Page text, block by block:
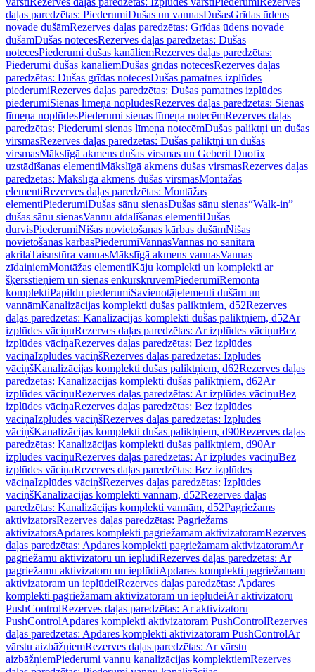
daļas paredzētas: PiederumiDušas un vannasDušasGrīdas ūdens
novade dušāmRezerves daļas paredzētas: Grīdas ūdens novade
dušāmDušas notecesRezerves daļas paredzētas: Dušas
notecesPiederumi dušas kanāliemRezerves daļas paredzētas:
Piederumi dušas kanāliemDušas grīdas notecesRezerves daļas
paredzētas: Dušas grīdas notecesDušas pamatnes izplūdes
piederumiRezerves daļas paredzētas: Dušas pamatnes izplūdes
piederumiSienas līmeņa noplūdesRezerves daļas paredzētas: Sienas
līmeņa noplūdesPiederumi sienas līmeņa notecēmRezerves daļas
paredzētas: Piederumi sienas līmeņa notecēmDušas paliktņi un dušas
virsmasRezerves daļas paredzētas: Dušas paliktņi un dušas
virsmasMākslīgā akmens dušas virsmas un Geberit Duofix
uzstādīšanas elementiMākslīgā akmens dušas virsmasRezerves daļas
paredzētas: Mākslīgā akmens dušas virsmasMontāžas
elementiRezerves daļas paredzētas: Montāžas
elementiPiederumiDušas sānu sienasDušas sānu sienas“Walk-in”
dušas sānu sienasVannu atdalīšanas elementiDušas
durvisPiederumiNišas novietošanas kārbas dušāmNišas
novietošanas kārbasPiederumiVannasVannas no sanitārā
akrilaTaisnstūra vannasMākslīgā akmens vannasVannas
zīdaiņiemMontāžas elementiKāju komplekti un komplekti ar
šķērsstieņiem un sienas enkurskrūvēmPiederumiRemonta
komplektiPapildu piederumiSavienotājelementi dušām un
vannāmKanalizācijas komplekti dušas paliktņiem, d52Rezerves
daļas paredzētas: Kanalizācijas komplekti dušas paliktņiem, d52Ar
izplūdes vāciņuRezerves daļas paredzētas: Ar izplūdes vāciņuBez
izplūdes vāciņaRezerves daļas paredzētas: Bez izplūdes
vāciņaIzplūdes vāciņšRezerves daļas paredzētas: Izplūdes
vāciņšKanalizācijas komplekti dušas paliktņiem, d62Rezerves daļas
paredzētas: Kanalizācijas komplekti dušas paliktņiem, d62Ar
izplūdes vāciņuRezerves daļas paredzētas: Ar izplūdes vāciņuBez
izplūdes vāciņaRezerves daļas paredzētas: Bez izplūdes
vāciņaIzplūdes vāciņšRezerves daļas paredzētas: Izplūdes
vāciņšKanalizācijas komplekti dušas paliktņiem, d90Rezerves daļas
paredzētas: Kanalizācijas komplekti dušas paliktņiem, d90Ar
izplūdes vāciņuRezerves daļas paredzētas: Ar izplūdes vāciņuBez
izplūdes vāciņaRezerves daļas paredzētas: Bez izplūdes
vāciņaIzplūdes vāciņšRezerves daļas paredzētas: Izplūdes
vāciņšKanalizācijas komplekti vannām, d52Rezerves daļas
paredzētas: Kanalizācijas komplekti vannām, d52Pagriežams
aktivizatorsRezerves daļas paredzētas: Pagriežams
aktivizatorsApdares komplekti pagriežamam aktivizatoramRezerves
daļas paredzētas: Apdares komplekti pagriežamam aktivizatoramAr
pagriežamu aktivizatoru un ieplūdiRezerves daļas paredzētas: Ar
pagriežamu aktivizatoru un ieplūdiApdares komplekti pagriežamam
aktivizatoram un ieplūdeiRezerves daļas paredzētas: Apdares
komplekti pagriežamam aktivizatoram un ieplūdeiAr aktivizatoru
PushControlRezerves daļas paredzētas: Ar aktivizatoru
PushControlApdares komplekti aktivizatoram PushControlRezerves
daļas paredzētas: Apdares komplekti aktivizatoram PushControlAr
vārstu aizbāžņiemRezerves daļas paredzētas: Ar vārstu
aizbāžņiemPiederumi vannu kanalizācijas komplektiemRezerves